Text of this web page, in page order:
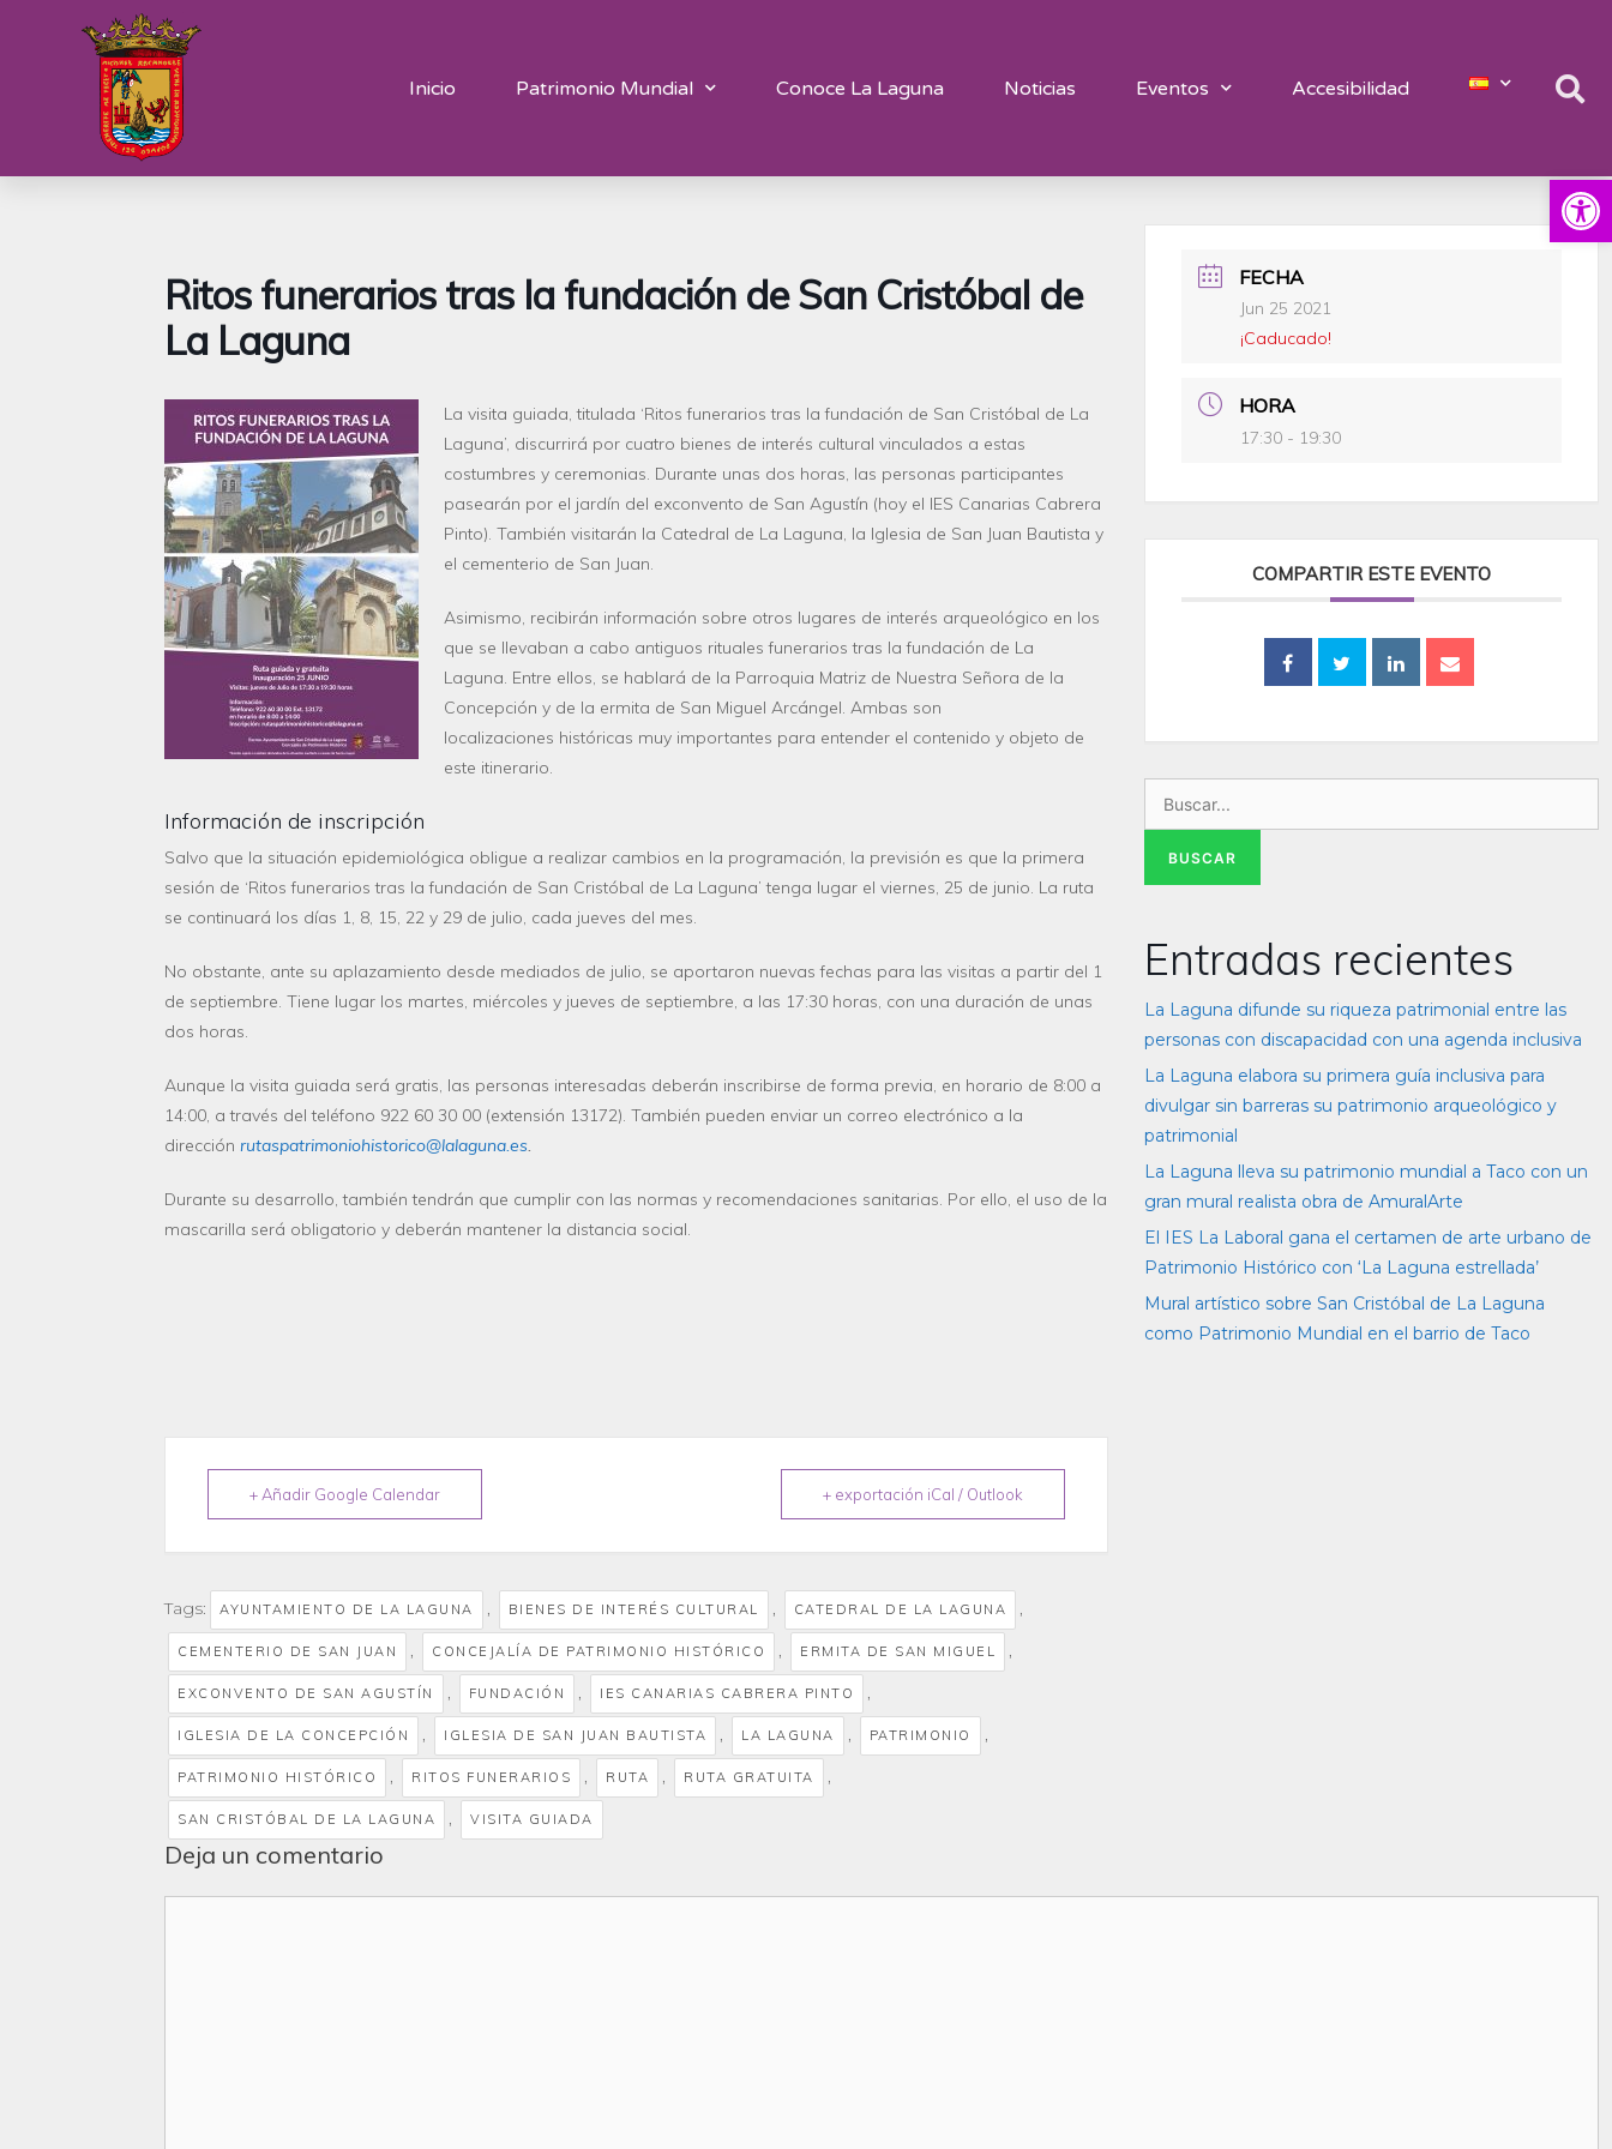
Abrir
Inicio Patrimonio Mundial Conoce La Laguna Noticias Eventos Accesibilidad
Ritos funerarios tras la fundación de San Cristóbal de
La Laguna
La visita guiada, titulada ‘Ritos funerarios tras la fundación de San Cristóbal de La
Laguna’, discurrirá por cuatro bienes de interés cultural vinculados a estas
costumbres y ceremonias. Durante unas dos horas, las personas participantes
pasearán por el jardín del exconvento de San Agustín (hoy el IES Canarias Cabrera
Pinto). También visitarán la Catedral de La Laguna, la Iglesia de San Juan Bautista y
el cementerio de San Juan.
Asimismo, recibirán información sobre otros lugares de interés arqueológico en los
que se llevaban a cabo antiguos rituales funerarios tras la fundación de La
Laguna. Entre ellos, se hablará de la Parroquia Matriz de Nuestra Señora de la
Concepción y de la ermita de San Miguel Arcángel. Ambas son
localizaciones históricas muy importantes para entender el contenido y objeto de
este itinerario.
Información de inscripción
Salvo que la situación epidemiológica obligue a realizar cambios en la programación, la previsión es que la primera
sesión de ‘Ritos funerarios tras la fundación de San Cristóbal de La Laguna’ tenga lugar el viernes, 25 de junio. La ruta
se continuará los días 1, 8, 15, 22 y 29 de julio, cada jueves del mes.
No obstante, ante su aplazamiento desde mediados de julio, se aportaron nuevas fechas para las visitas a partir del 1
de septiembre. Tiene lugar los martes, miércoles y jueves de septiembre, a las 17:30 horas, con una duración de unas
dos horas.
Aunque la visita guiada será gratis, las personas interesadas deberán inscribirse de forma previa, en horario de 8:00 a
14:00, a través del teléfono 922 60 30 00 (extensión 13172). También pueden enviar un correo electrónico a la
dirección rutaspatrimoniohistorico@lalaguna.es.
Durante su desarrollo,también tendrán que cumplir con las normas y recomendaciones sanitarias. Por ello, el uso de la
mascarilla será obligatorio y deberán mantener la distancia social.
+ Añadir Google Calendar + exportación iCal / Outlook
Tags: AYUNTAMIENTO DE LA LAGUNA , BIENES DE INTERÉS CULTURAL , CATEDRAL DE LA LAGUNA ,
CEMENTERIO DE SAN JUAN , CONCEJALÍA DE PATRIMONIO HISTÓRICO , ERMITA DE SAN MIGUEL ,
EXCONVENTO DE SAN AGUSTÍN , FUNDACIÓN , IES CANARIAS CABRERA PINTO ,
IGLESIA DE LA CONCEPCIÓN , IGLESIA DE SAN JUAN BAUTISTA , LA LAGUNA , PATRIMONIO ,
PATRIMONIO HISTÓRICO , RITOS FUNERARIOS , RUTA , RUTA GRATUITA ,
SAN CRISTÓBAL DE LA LAGUNA , VISITA GUIADA
FECHA
Jun 25 2021
¡Caducado!
HORA
17:30 - 19:30
COMPARTIR ESTE EVENTO
Entradas recientes
La Laguna difunde su riqueza patrimonial entre las
personas con discapacidad con una agenda inclusiva
La Laguna elabora su primera guía inclusiva para
divulgar sin barreras su patrimonio arqueológico y
patrimonial
La Laguna lleva su patrimonio mundial a Taco con un
gran mural realista obra de AmuralArte
El IES La Laboral gana el certamen de arte urbano de
Patrimonio Histórico con ‘La Laguna estrellada’
Mural artístico sobre San Cristóbal de La Laguna
como Patrimonio Mundial en el barrio de Taco
Deja un comentario